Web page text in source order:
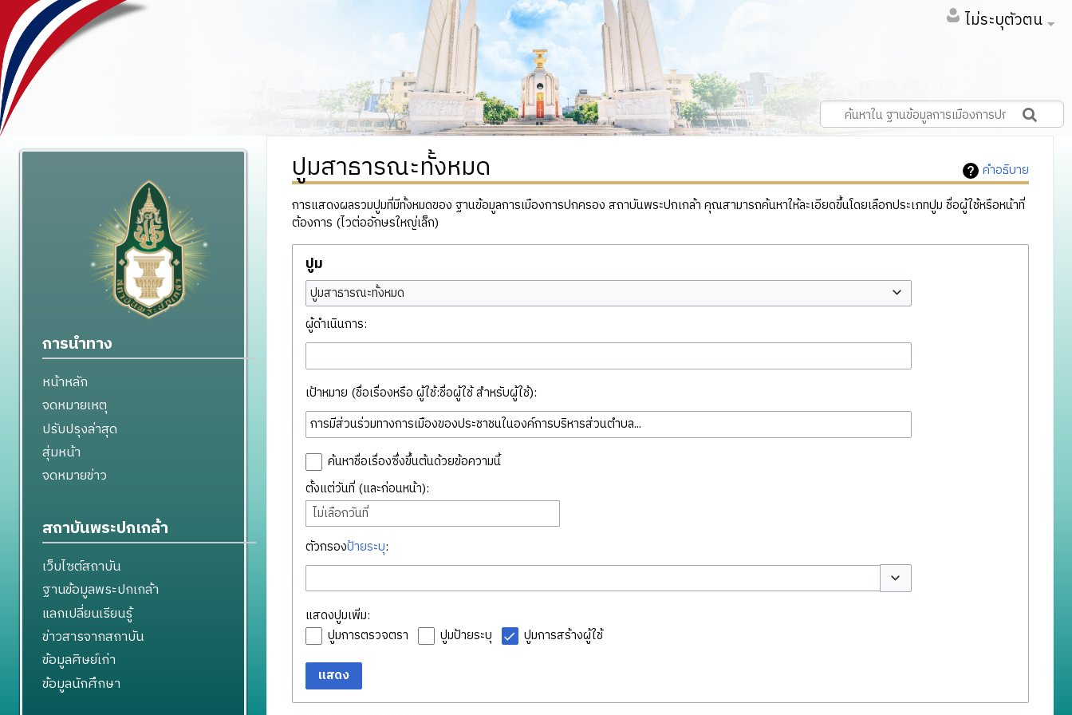
ไม่ระบุตัวตน
คำอธิบาย
ปูมสาธารณะทั้งหมด
การแสดงผลรวมปูมที่มีทั้งหมดของ ฐานข้อมูลการเมืองการปกครอง สถาบันพระปกเกล้า คุณสามารถค้นหาให้ละเอียดขึ้นโดยเลือกประเภทปูม ชื่อผู้ใช้หรือหน้าที่
ต้องการ (ไวต่ออักษรใหญ่เล็ก)
ปูม
ปูมสาธารณะทั้งหมด
ผู้ดำเนินการ:
เป้าหมาย (ชื่อเรื่องหรือ ผู้ใช้:ชื่อผู้ใช้ สำหรับผู้ใช้):
ค้นหาชื่อเรื่องซึ่งขึ้นต้นด้วยข้อความนี้
ตั้งแต่วันที่ (และก่อนหน้า):
ไม่เลือกวันที่
ตัวกรองป้ายระบุ:
สลับตัวเลือก
แสดงปูมเพิ่ม:
ปูมการตรวจตรา
ปูมป้ายระบุ ปูมการสร้างผู้ใช้
แสดง
การนำทาง
หน้าหลัก
จดหมายเหตุ
ปรับปรุงล่าสุด
สุ่มหน้า
จดหมายข่าว
สถาบันพระปกเกล้า
เว็บไซต์สถาบัน
ฐานข้อมูลพระปกเกล้า
แลกเปลี่ยนเรียนรู้
ข่าวสารจากสถาบัน
ข้อมูลศิษย์เก่า
ข้อมูลนักศึกษา